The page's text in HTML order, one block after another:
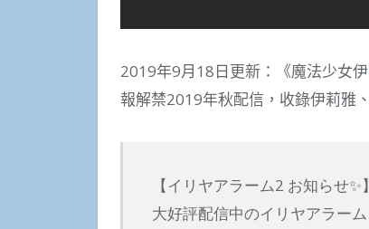
2019年9月18日更新：《魔法少女
報解禁2019年秋配信，收錄伊莉雅
【イリヤアラーム2 お知らせ✨】
大好評配信中のイリヤアラー